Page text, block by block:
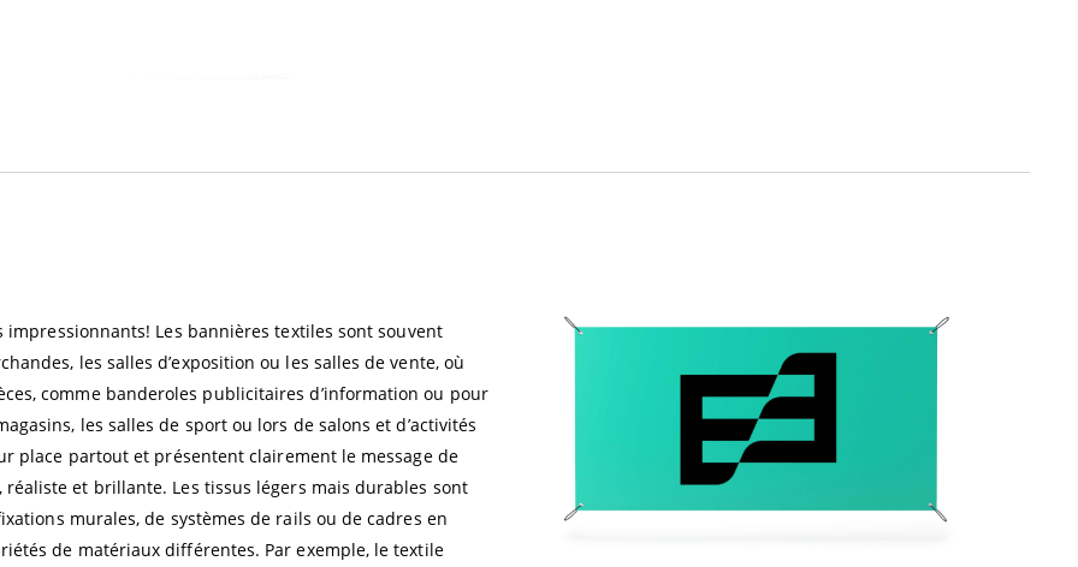
Les bannières textiles sont souvent
les salles d’exposition ou les salles de vente, où
comme banderoles publicitaires d’information ou pour
les salles de sport ou lors de salons et d’activités
place partout et présentent clairement le message de
et brillante. Les tissus légers mais durables sont
murales, de systèmes de rails ou de cadres en
de matériaux différentes. Par exemple, le textile